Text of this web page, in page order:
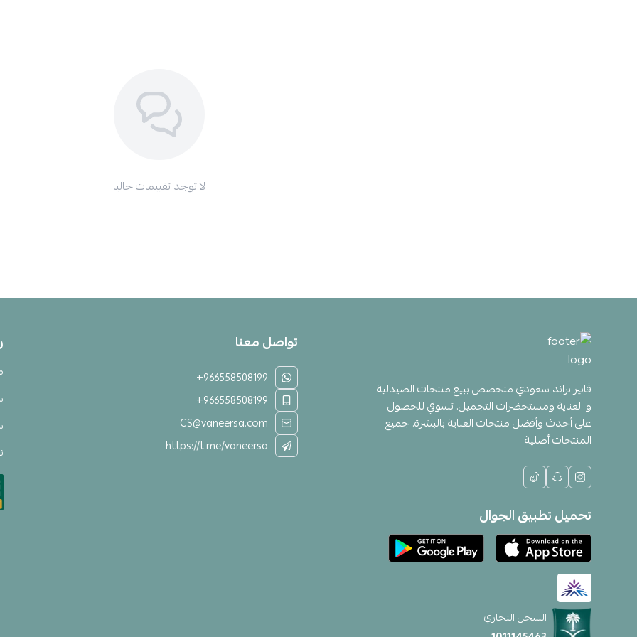
لا توجد تقييمات حاليا
ڤانير براند سعودي متخصص ببيع منتجات الصيدلية
و العناية ومستحضرات التجميل. تسوقي للحصول
على أحدث وأفضل منتجات العناية بالبشرة. جميع
المنتجات أصلية
تحميل تطبيق الجوال
السجل التجاري
تواصل معنا
+966558508199
+966558508199
CS@vaneersa.com
https://t.me/vaneersa